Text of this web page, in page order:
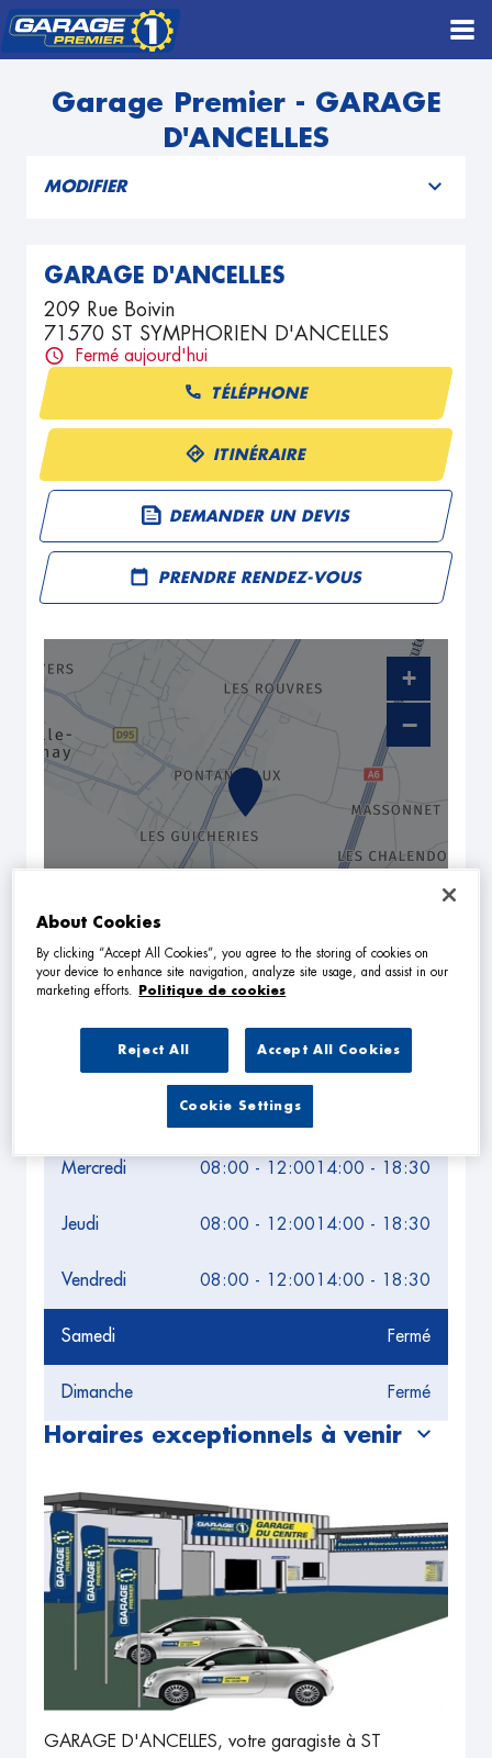
Garage Premier - GARAGE
D'ANCELLES
MODIFIER
GARAGE D'ANCELLES
209 Rue Boivin
71570 ST SYMPHORIEN D'ANCELLES
Fermé aujourd'hui
TÉLÉPHONE
ITINÉRAIRE
DEMANDER UN DEVIS
PRENDRE RENDEZ-VOUS
08:00 - 12:0014:00 - 18:30
08:00 - 12:00
Mercredi 08:00 - 12:00 14:00 - 18:30
Jeudi 08:00 - 12:00 14:00 - 18:30
Vendredi 08:00 - 12:00 14:00 - 18:30
Samedi Fermé
Dimanche Fermé
Horaires exceptionnels à venir
+
−
NAVIGUER ITINÉRAIRE
GARAGE D'ANCELLES, votre garagiste à ST
About Cookies
By clicking “Accept All Cookies”, you agree to the storing of cookies on
your device to enhance site navigation, analyze site usage, and assist in our
marketing efforts.
Politique de cookies
Reject All Accept All Cookies
Cookie Settings